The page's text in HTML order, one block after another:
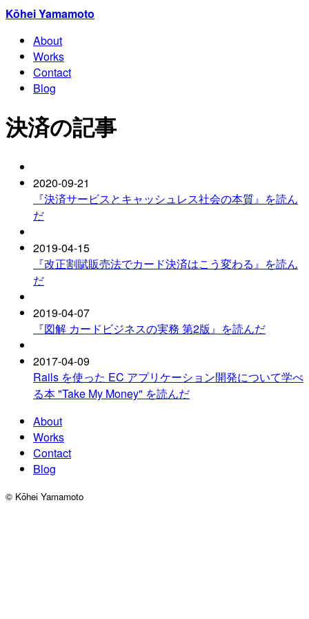
Kōhei Yamamoto
About
Works
Contact
Blog
決済の記事
2020-09-21
『決済サービスとキャッシュレス社会の本質』を読ん
だ
2019-04-15
『改正割賦販売法でカード決済はこう変わる』を読ん
だ
2019-04-07
『図解 カードビジネスの実務 第2版』を読んだ
2017-04-09
Rails を使った EC アプリケーション開発について学べ
る本 "Take My Money" を読んだ
About
Works
Contact
Blog
©︎ Kōhei Yamamoto